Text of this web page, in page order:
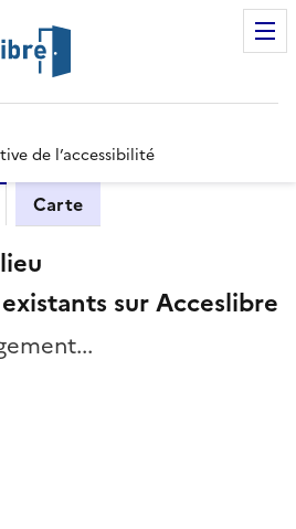
de l’accessibilité
Carte
sur Acceslibre